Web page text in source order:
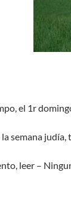
el 1r
semana judía,
leer –